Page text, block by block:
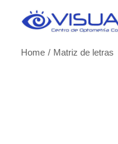
Home
Matriz de letras